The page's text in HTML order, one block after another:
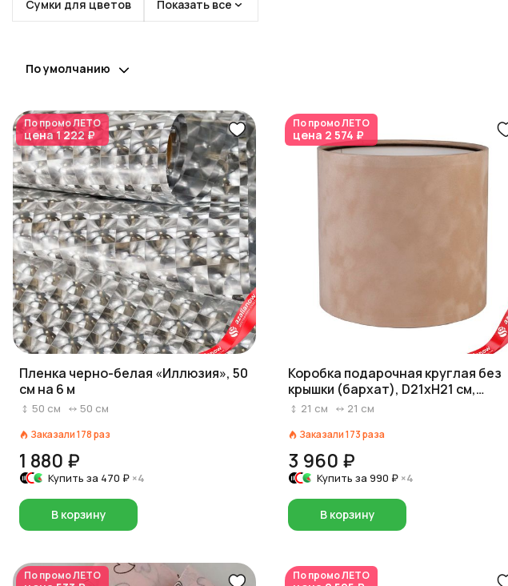
Сумки для цветов Показать все
По умолчанию
По промоЛЕТО
цена1 222 ₽
Пленка черно-белая «Иллюзия», 50
см на 6 м
50 см 50 см
Заказали178раз
1 880 ₽
Купить за 470 ₽ ×4
В корзину
По промоЛЕТО
цена 2 574 ₽
Коробка подарочная круглая без
крышки (бархат), D21xH21 см,
бежевый
21 см 21 см
Заказали173раза
3 960 ₽
Купить за 990 ₽ ×4
В корзину
По промоЛЕТО По промоЛЕТО